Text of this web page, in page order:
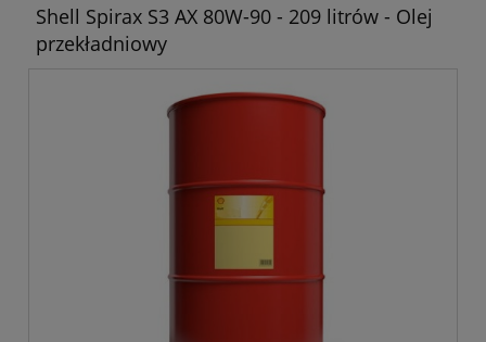
Shell Spirax S3 AX 80W-90 - 209 litrów - Olej
przekładniowy